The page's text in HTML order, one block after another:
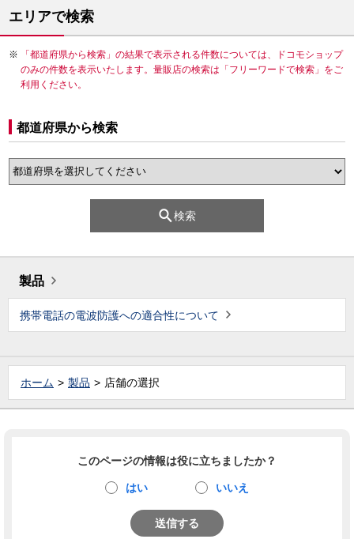
エリアで検索
「都道府県から検索」の結果で表示される件数については、ドコモショップ
のみの件数を表示いたします。量販店の検索は「フリーワードで検索」をご
利用ください。
都道府県から検索
検索
製品
携帯電話の電波防護への適合性について
ホーム 製品 店舗の選択
このページの情報は役に立ちましたか？
はい いいえ
送信する